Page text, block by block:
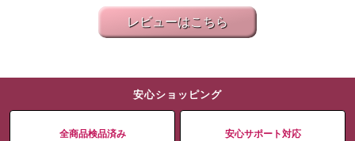
レビューはこちら
安心ショッピング
全商品検品済み 安心サポート対応